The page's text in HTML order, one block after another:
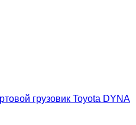
грузовик Toyota DYNA